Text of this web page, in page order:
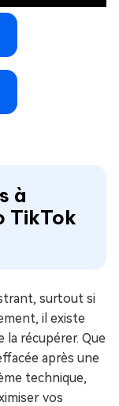
à
TikTok
surtout si
il existe
récupérer. Que
après une
technique,
vos